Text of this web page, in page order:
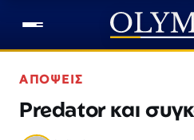
ΑΠΟΨΕΙΣ
Predator και